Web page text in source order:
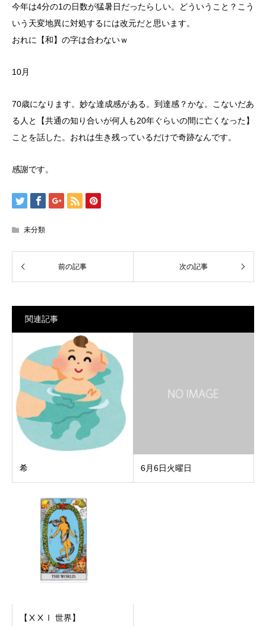
今年は4分の1の日数が猛暑日だったらしい。どういうこと？こう
いう天変地異に対処するには改元だと思います。
おれに【和】の字は合わないｗ
10月
70歳になります。妙な達成感がある。到達感？かな。こないだあ
る人と【共通の知り合いが何人も20年ぐらいの間に亡くなった】
ことを話した。おれは生き残っているだけで奇跡なんです。
感謝です。
未分類
関連記事
希 6月6日火曜日
【ⅩⅩⅠ 世界】